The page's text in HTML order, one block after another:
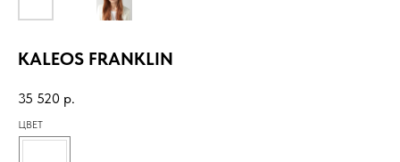
KALEOS FRANKLIN
35 520 р.
ЦВЕТ